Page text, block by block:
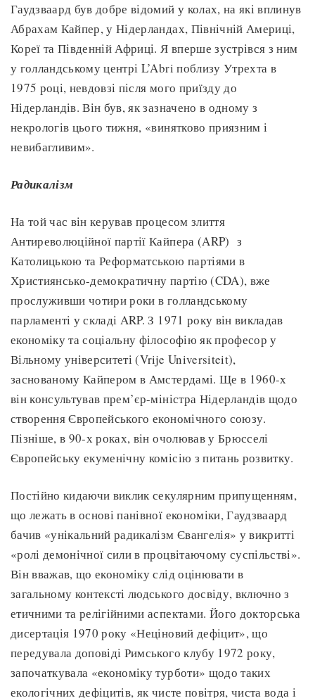
Гаудзваард був добре відомий у колах, на які вплинув
Абрахам Кайпер, у Нідерландах, Північній Америці,
Кореї та Південній Африці. Я вперше зустрівся з ним
у голландському центрі L’Abri поблизу Утрехта в
1975 році, невдовзі після мого приїзду до
Нідерландів. Він був, як зазначено в одному з
некрологів цього тижня, «винятково приязним і
невибагливим».
Радикалізм
На той час він керував процесом злиття
Антиреволюційної партії Кайпера (ARP) з
Католицькою та Реформатською партіями в
Християнсько-демократичну партію (CDA), вже
прослуживши чотири роки в голландському
парламенті у складі ARP. З 1971 року він викладав
економіку та соціальну філософію як професор у
Вільному університеті (Vrije Universiteit),
заснованому Кайпером в Амстердамі. Ще в 1960-х
він консультував прем’єр-міністра Нідерландів щодо
створення Європейського економічного союзу.
Пізніше, в 90-х роках, він очолював у Брюсселі
Європейську екуменічну комісію з питань розвитку.
Постійно кидаючи виклик секулярним припущенням,
що лежать в основі панівної економіки, Гаудзваард
бачив «унікальний радикалізм Євангелія» у викритті
«ролі демонічної сили в процвітаючому суспільстві».
Він вважав, що економіку слід оцінювати в
загальному контексті людського досвіду, включно з
етичними та релігійними аспектами. Його докторська
дисертація 1970 року «Неціновий дефіцит», що
передувала доповіді Римського клубу 1972 року,
започаткувала «економіку турботи» щодо таких
екологічних дефіцитів, як чисте повітря, чиста вода і